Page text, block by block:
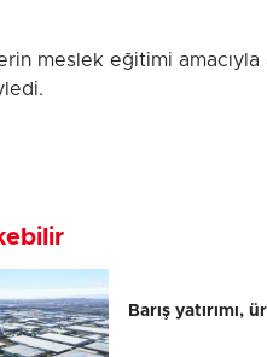
meslek eğitimi
Barış yatırımı,